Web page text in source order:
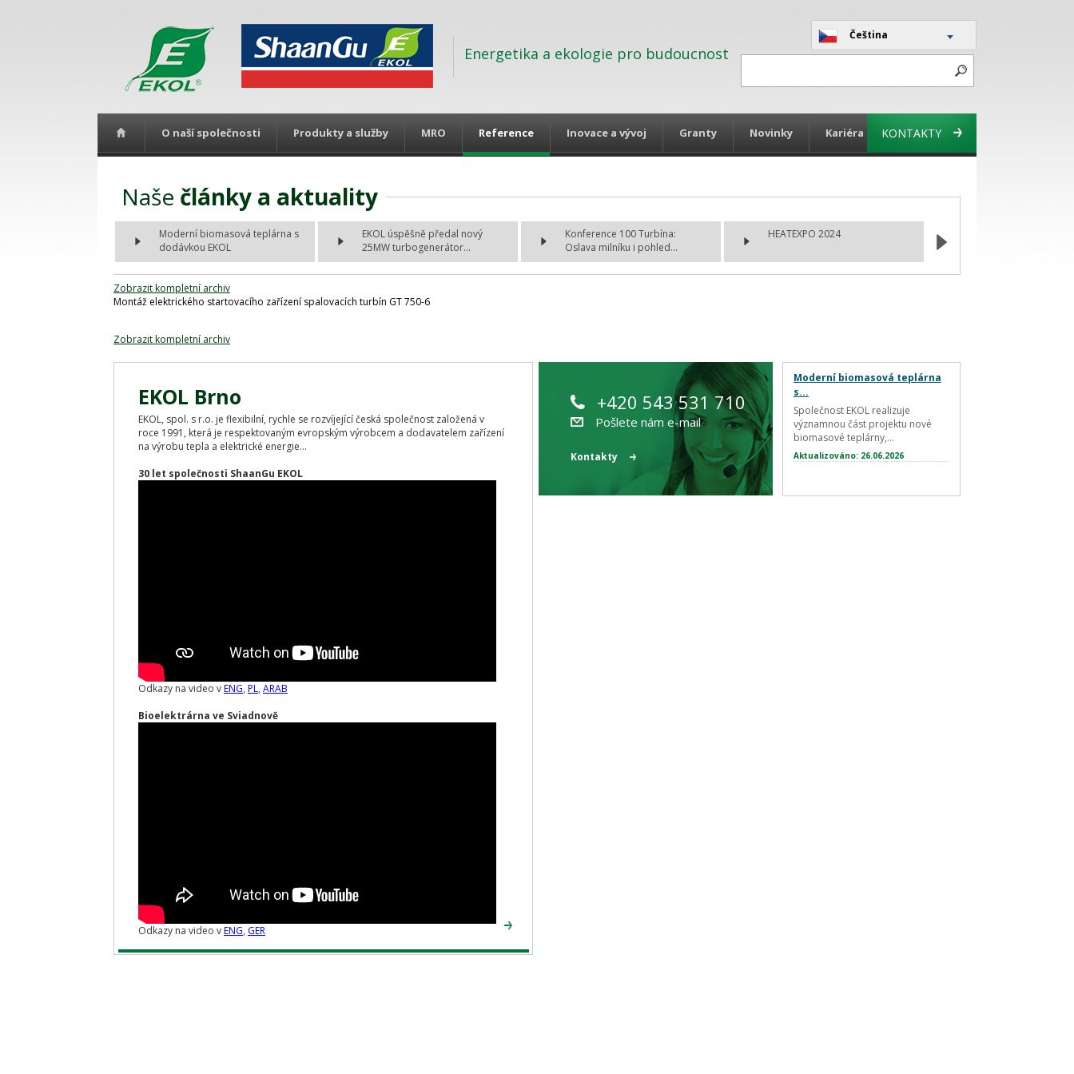
Energetika a ekologie pro budoucnost
Čeština
O naší společnosti Produkty a služby MRO Reference Inovace a vývoj Granty Novinky Kariéra KONTAKTY
Naše články a aktuality
Moderní biomasová teplárna s
dodávkou EKOL
EKOL úspěšně předal nový
25MW turbogenerátor...
Konference 100 Turbína:
Oslava milníku i pohled...
HEATEXPO 2024
Zobrazit kompletní archiv
Montáž elektrického startovacího zařízení spalovacích turbín GT 750-6
Zobrazit kompletní archiv
EKOL Brno
EKOL, spol. s r.o. je flexibilní, rychle se rozvíjející česká společnost založená v
roce 1991, která je respektovaným evropským výrobcem a dodavatelem zařízení
na výrobu tepla a elektrické energie...
30 let společnosti ShaanGu EKOL
Odkazy na video vENG, PL, ARAB
Bioelektrárna ve Sviadnově
Odkazy na video vENG, GER
+420 543 531 710
Pošlete nám e-mail
Kontakty
Moderní biomasová teplárna
s...
Společnost EKOL realizuje
významnou část projektu nové
biomasové teplárny,...
Aktualizováno: 26.06.2026